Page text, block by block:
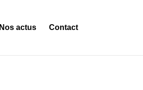
Nos actus Contact